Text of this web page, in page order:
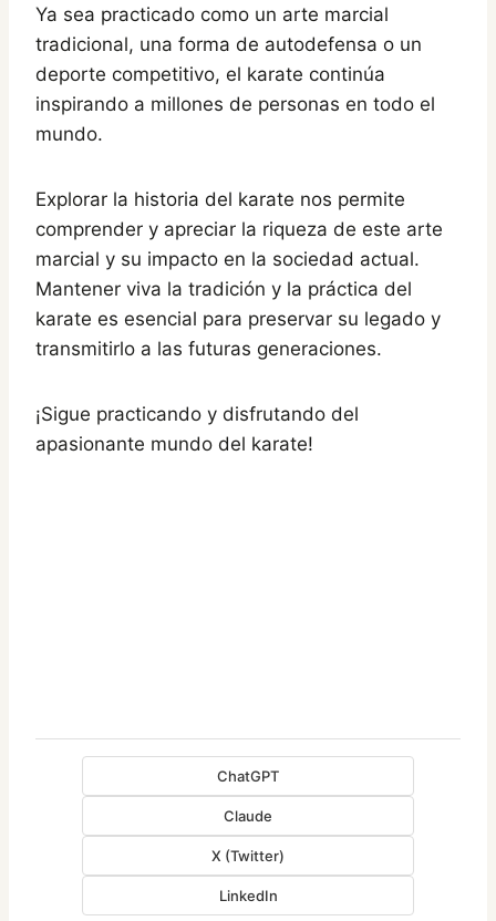
Ya sea practicado como un arte marcial
tradicional, una forma de autodefensa o un
deporte competitivo, el karate continúa
inspirando a millones de personas en todo el
mundo.
Explorar la historia del karate nos permite
comprender y apreciar la riqueza de este arte
marcial y su impacto en la sociedad actual.
Mantener viva la tradición y la práctica del
karate es esencial para preservar su legado y
transmitirlo a las futuras generaciones.
¡Sigue practicando y disfrutando del
apasionante mundo del karate!
ChatGPT
Claude
X (Twitter)
LinkedIn